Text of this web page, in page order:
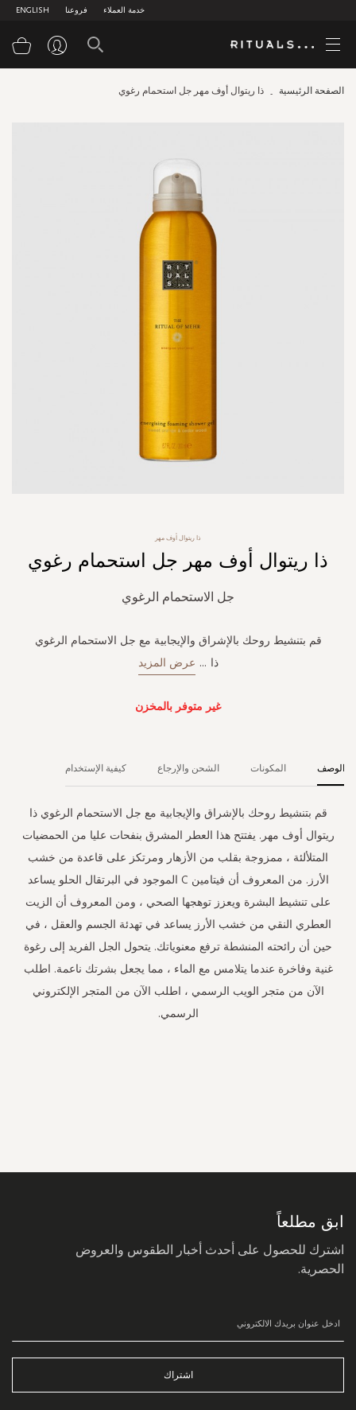
ENGLISH فروعنا خدمة العملاء
الصفحة الرئيسية ذا ريتوال أوف مهر جل استحمام رغوي
beginning
gallery
ذا ريتوال أوف مهر
ذا ريتوال أوف مهر جل استحمام رغوي
جل الاستحمام الرغوي
قم بتنشيط روحك بالإشراق والإيجابية مع جل الاستحمام الرغوي
ذا ... عرض المزيد
غير متوفر بالمخزن
الوصف
قم بتنشيط روحك بالإشراق والإيجابية مع جل الاستحمام الرغوي ذا
ريتوال أوف مهر. يفتتح هذا العطر المشرق بنفحات عليا من الحمضيات
المتلألئة ، ممزوجة بقلب من الأزهار ومرتكز على قاعدة من خشب
الأرز. من المعروف أن فيتامين C الموجود في البرتقال الحلو يساعد
على تنشيط البشرة ويعزز توهجها الصحي ، ومن المعروف أن الزيت
العطري النقي من خشب الأرز يساعد في تهدئة الجسم والعقل ، في
حين أن رائحته المنشطة ترفع معنوياتك. يتحول الجل الفريد إلى رغوة
غنية وفاخرة عندما يتلامس مع الماء ، مما يجعل بشرتك ناعمة. اطلب
الآن من متجر الويب الرسمي ، اطلب الآن من المتجر الإلكتروني
الرسمي.
المكونات الشحن والإرجاع كيفية الإستخدام
ابق مطلعاً
اشترك للحصول على أحدث أخبار الطقوس والعروض
الحصرية.
اشتراك